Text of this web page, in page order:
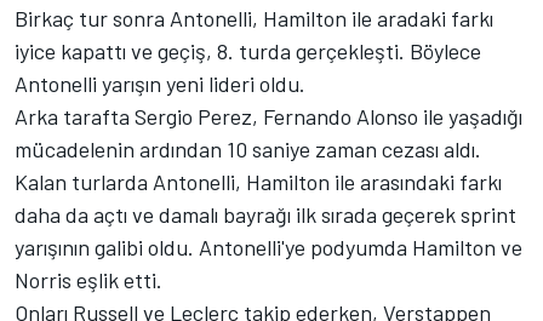
Birkaç tur sonra Antonelli, Hamilton ile aradaki farkı
iyice kapattı ve geçiş, 8. turda gerçekleşti. Böylece
Antonelli yarışın yeni lideri oldu.
Arka tarafta Sergio Perez, Fernando Alonso ile yaşadığı
mücadelenin ardından 10 saniye zaman cezası aldı.
Kalan turlarda Antonelli, Hamilton ile arasındaki farkı
daha da açtı ve damalı bayrağı ilk sırada geçerek sprint
yarışının galibi oldu. Antonelli'ye podyumda Hamilton ve
Norris eşlik etti.
Onları Russell ve Leclerc takip ederken, Verstappen